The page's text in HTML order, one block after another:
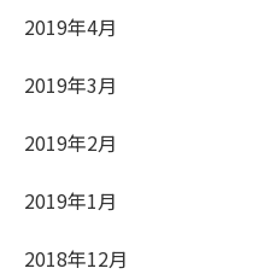
2019年4月
2019年3月
2019年2月
2019年1月
2018年12月